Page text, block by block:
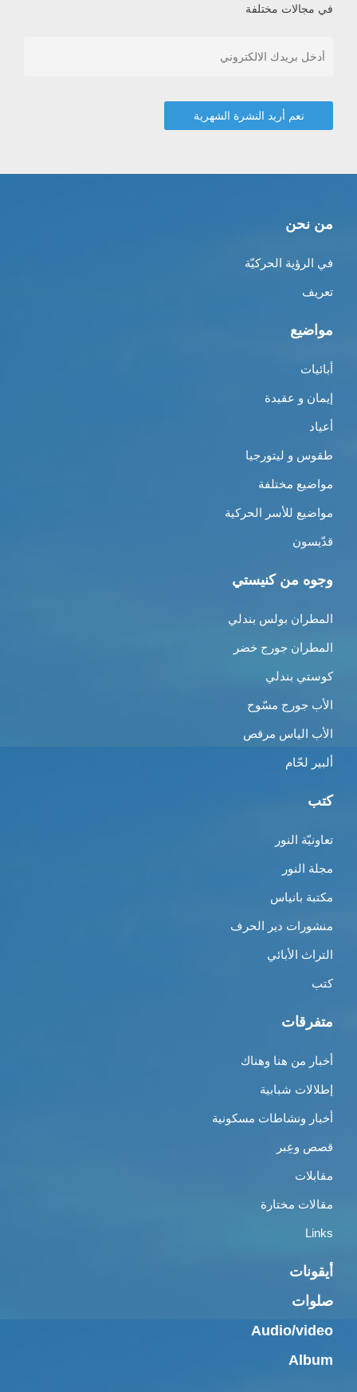
في مجالات مختلفة
من نحن
في الرؤية الحركيّة
تعريف
مواضيع
أبائيات
إيمان و عقيدة
أعياد
طقوس و ليتورجيا
مواضيع مختلفة
مواضيع للأسر الحركية
قدّيسون
وجوه من كنيستي
المطران بولس بندلي
المطران جورج خضر
كوستي بندلي
الأب جورج مسّوح
الأب الياس مرقص
ألبير لحّام
كتب
تعاونيّة النور
مجلة النور
مكتبة بانياس
منشورات دير الحرف
التراث الأبائي
كتب
متفرقات
أخبار من هنا وهناك
إطلالات شبابية
أخبار ونشاطات مسكونية
قصص وعِبر
مقابلات
مقالات مختارة
Links
أيقونات
صلوات
Audio/video
Album